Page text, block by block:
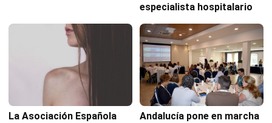
especialista hospitalario
La Asociación Española Andalucía pone en marcha